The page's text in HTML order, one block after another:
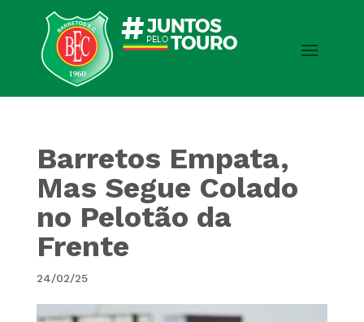
Barretos Empata,
Mas Segue Colado
no Pelotão da
Frente
24/02/25